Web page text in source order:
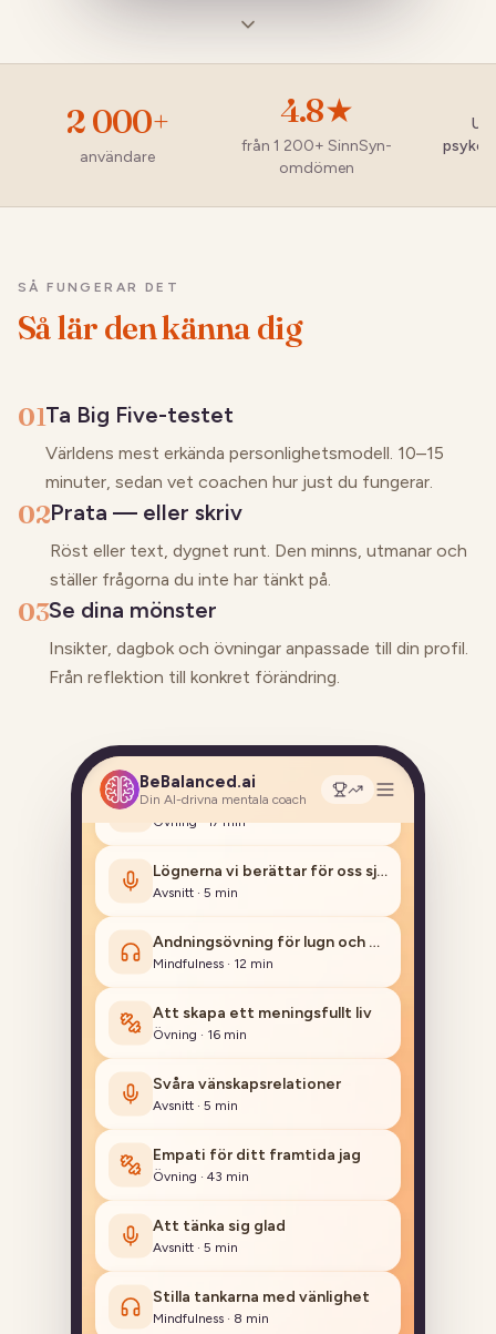
2 000+
användare
4.8★
från 1 200+ SinnSyn-
omdömen
SÅ FUNGERAR DET
Så lär den känna dig
01Ta Big Five-testet
Världens mest erkända personlighetsmodell. 10–15
minuter, sedan vet coachen hur just du fungerar.
02Prata — eller skriv
Röst eller text, dygnet runt. Den minns, utmanar och
ställer frågorna du inte har tänkt på.
03Se dina mönster
Insikter, dagbok och övningar anpassade till din profil.
Från reflektion till konkret förändring.
BeBalanced.ai
Din AI-drivna mentala coach
Stilla tankarna med vänlighet
min
När oro blir en resurs
Övning·17 min
Avsnitt·5min
Mindfulness·12min
Övning· 16min
Avsnitt ·5min
Övning· 43min
Avsnitt·5min
Mindfulness·8min